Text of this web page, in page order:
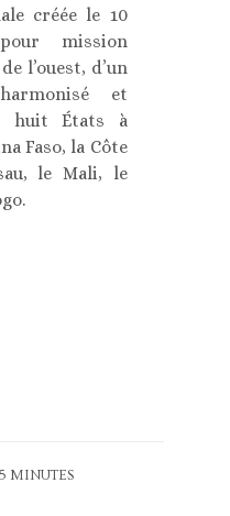
créée le 10
mission
l’ouest, d’un
et
huit États à
Faso, la Côte
le Mali, le
MINUTES